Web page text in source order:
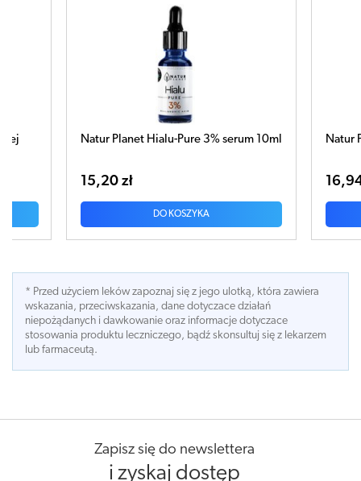
3% serum 10ml Natur Planet Hialu-Pure 5% serum 10ml
* Przed użyciem leków zapoznaj się z jego ulotką, która zawiera
wskazania, przeciwskazania, dane dotyczace działań
niepożądanych i dawkowanie oraz informacje dotyczace
stosowania produktu leczniczego, bądź skonsultuj się z lekarzem
lub farmaceutą.
Zapisz się do newslettera
i zyskaj dostęp